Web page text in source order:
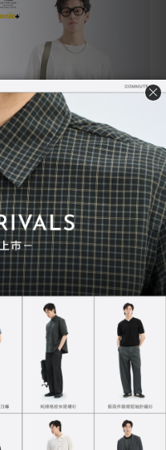
重磅TEE
NT$850
鬆套裝西裝外套
NT$2,290